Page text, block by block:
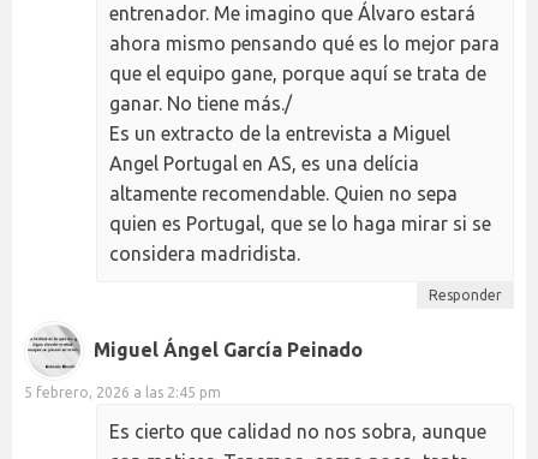
entrenador. Me imagino que Álvaro estará
ahora mismo pensando qué es lo mejor para
que el equipo gane, porque aquí se trata de
ganar. No tiene más./
Es un extracto de la entrevista a Miguel
Angel Portugal en AS, es una delícia
altamente recomendable. Quien no sepa
quien es Portugal, que se lo haga mirar si se
considera madridista.
Responder
Miguel Ángel García Peinado
5 febrero, 2026 a las 2:45 pm
Es cierto que calidad no nos sobra, aunque